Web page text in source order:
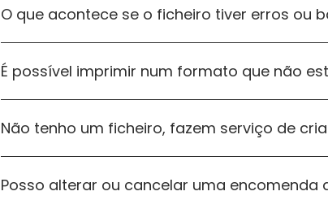
O que acontece se o ficheiro tiver erros ou
É possível imprimir num formato que não
Não tenho um ficheiro, fazem serviço de
Posso alterar ou cancelar uma encomenda